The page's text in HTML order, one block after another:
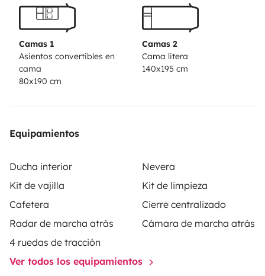
Camas 1
Asientos convertibles en
cama
80x190 cm
Camas 2
Cama litera
140x195 cm
Equipamientos
Ducha interior
Nevera
Kit de vajilla
Kit de limpieza
Cafetera
Cierre centralizado
Radar de marcha atrás
Cámara de marcha atrás
4 ruedas de tracción
Ver todos los equipamientos